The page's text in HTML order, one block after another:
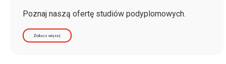
Poznaj naszą ofertę studiów podyplomowych.
Zobacz więcej